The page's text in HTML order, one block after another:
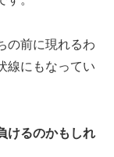
の前に現れるわ
線にもなってい
けるのかもしれ